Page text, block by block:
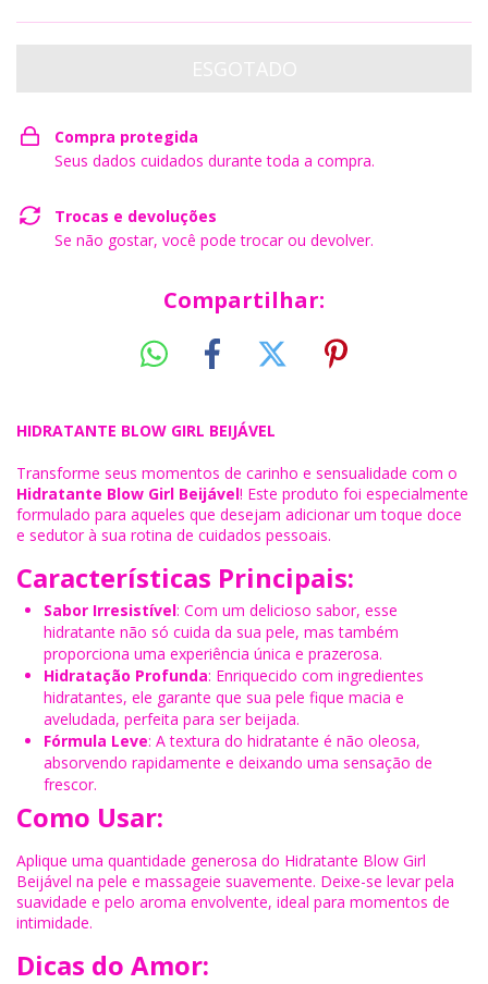
Compra protegida
Seus dados cuidados durante toda a compra.
Trocas e devoluções
Se não gostar, você pode trocar ou devolver.
Compartilhar:
HIDRATANTE BLOW GIRL BEIJÁVEL
Transforme seus momentos de carinho e sensualidade com o
Hidratante Blow Girl Beijável! Este produto foi especialmente
formulado para aqueles que desejam adicionar um toque doce
e sedutor à sua rotina de cuidados pessoais.
Características Principais:
Sabor Irresistível: Com um delicioso sabor, esse
hidratante não só cuida da sua pele, mas também
proporciona uma experiência única e prazerosa.
Hidratação Profunda: Enriquecido com ingredientes
hidratantes, ele garante que sua pele fique macia e
aveludada, perfeita para ser beijada.
Fórmula Leve: A textura do hidratante é não oleosa,
absorvendo rapidamente e deixando uma sensação de
frescor.
Como Usar:
Aplique uma quantidade generosa do Hidratante Blow Girl
Beijável na pele e massageie suavemente. Deixe-se levar pela
suavidade e pelo aroma envolvente, ideal para momentos de
intimidade.
Dicas do Amor: